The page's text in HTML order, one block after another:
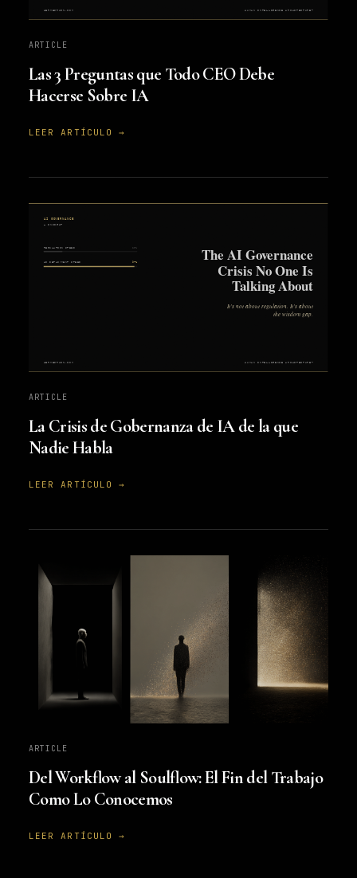
ARTICLE
Las 3 Preguntas que Todo CEO Debe
Hacerse Sobre IA
LEER ARTÍCULO →
ARTICLE
La Crisis de Gobernanza de IA de la que
Nadie Habla
LEER ARTÍCULO →
ARTICLE
Del Workflow al Soulflow: El Fin del Trabajo
Como Lo Conocemos
LEER ARTÍCULO →